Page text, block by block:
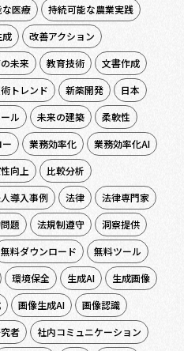
医療
持続可能な農業実践
改善アクション
未来 教育技術
文書作成
トレンド 新薬開発
日本
ル 未来の建築
柔軟性
業務効率化
業務効率化AI
向上
比較分析
導入事例 法律
法律専門家
題 法規制遵守
洞察提供
無料ダウンロード
無料ツール
環境保全 生成AI
生成画像
画像生成AI
画像認識
者
社内コミュニケーション